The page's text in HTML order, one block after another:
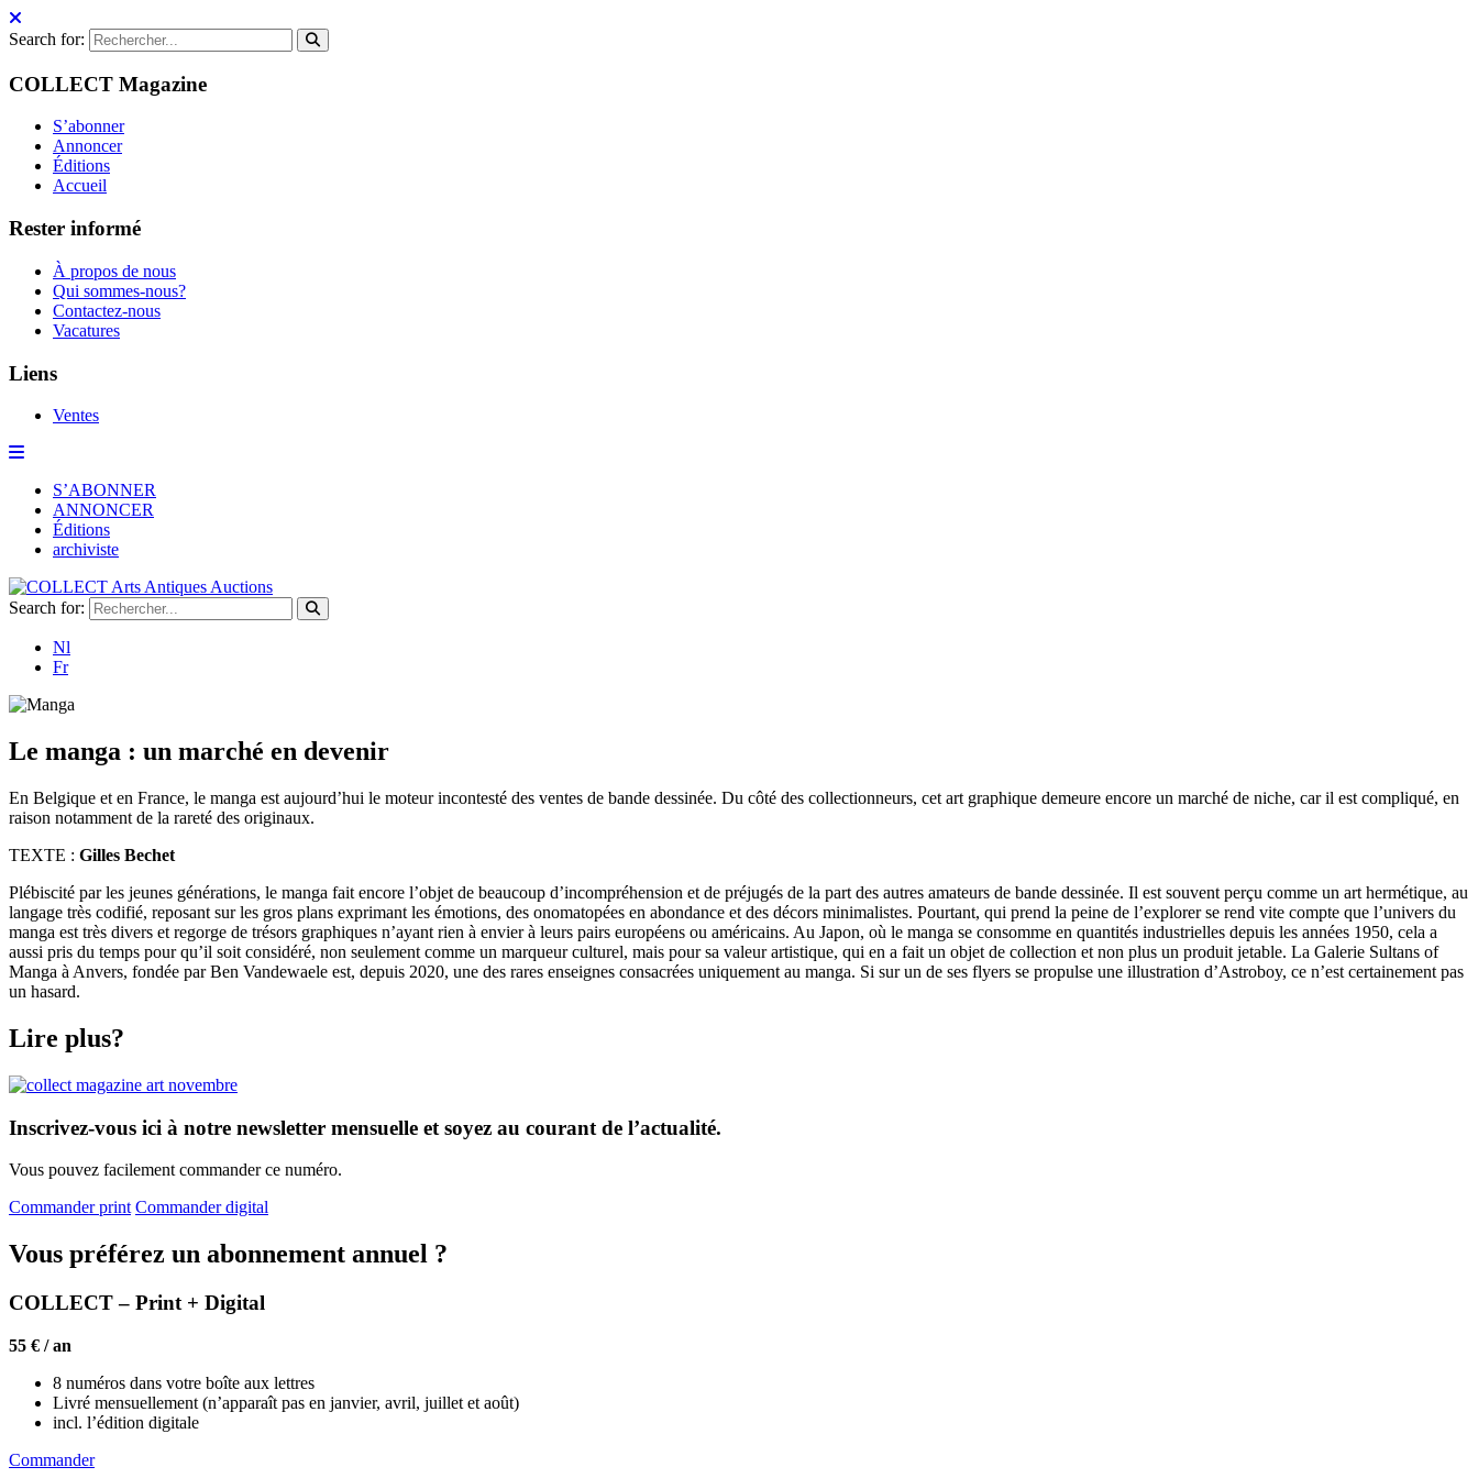
Search for:
COLLECT Magazine
S’abonner
Annoncer
Éditions
Accueil
Rester informé
À propos de nous
Qui sommes-nous?
Contactez-nous
Vacatures
Liens
Ventes
S’ABONNER
ANNONCER
Éditions
archiviste
Search for:
Nl
Fr
Le manga : un marché en devenir
En Belgique et en France, le manga est aujourd’hui le moteur incontesté des ventes de bande dessinée. Du côté des collectionneurs, cet art graphique demeure encore un marché de niche, car il est compliqué, en
raison notamment de la rareté des originaux.
TEXTE : Gilles Bechet
Plébiscité par les jeunes générations, le manga fait encore l’objet de beaucoup d’incompréhension et de préjugés de la part des autres amateurs de bande dessinée. Il est souvent perçu comme un art hermétique, au
langage très codifié, reposant sur les gros plans exprimant les émotions, des onomatopées en abondance et des décors minimalistes. Pourtant, qui prend la peine de l’explorer se rend vite compte que l’univers du
manga est très divers et regorge de trésors graphiques n’ayant rien à envier à leurs pairs européens ou américains. Au Japon, où le manga se consomme en quantités industrielles depuis les années 1950, cela a
aussi pris du temps pour qu’il soit considéré, non seulement comme un marqueur culturel, mais pour sa valeur artistique, qui en a fait un objet de collection et non plus un produit jetable. La Galerie Sultans of
Manga à Anvers, fondée par Ben Vandewaele est, depuis 2020, une des rares enseignes consacrées uniquement au manga. Si sur un de ses flyers se propulse une illustration d’Astroboy, ce n’est certainement pas
un hasard.
Lire plus?
Inscrivez-vous ici à notre newsletter mensuelle et soyez au courant de l’actualité.
Vous pouvez facilement commander ce numéro.
Commander print Commander digital
Vous préférez un abonnement annuel ?
COLLECT – Print + Digital
55 € / an
8 numéros dans votre boîte aux lettres
Livré mensuellement (n’apparaît pas en janvier, avril, juillet et août)
incl. l’édition digitale
Commander